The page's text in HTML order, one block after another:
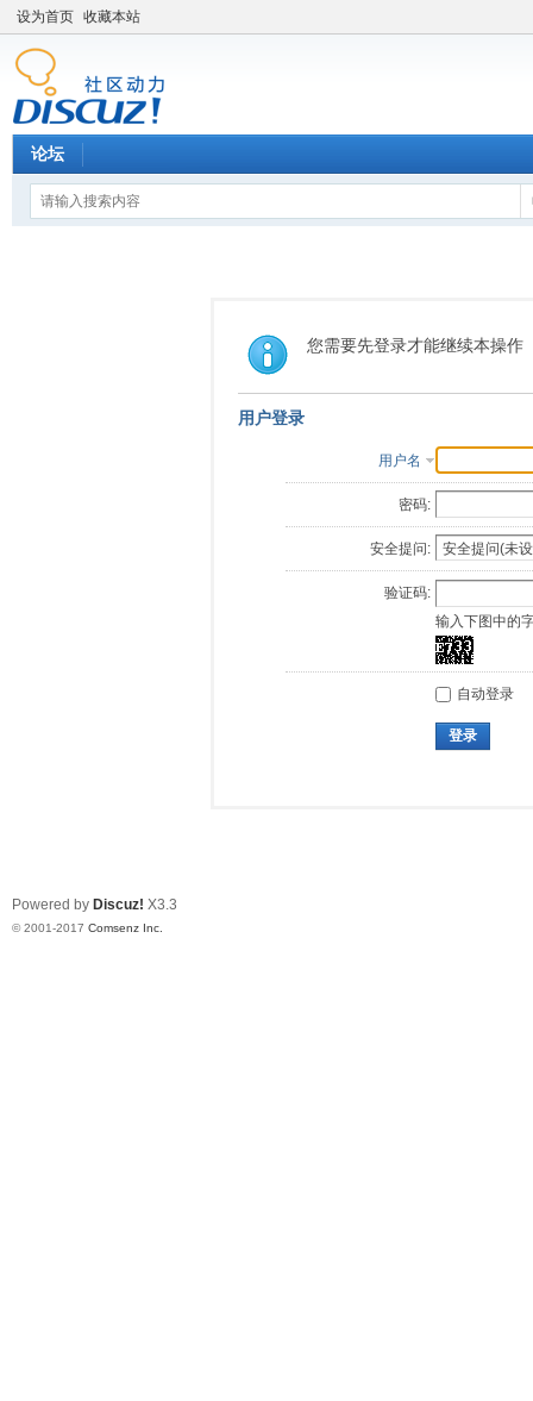
设为首页 收藏本站
论坛
您需要先登录才能继续本操作
用户登录
用户名
密码:
安全提问:
验证码:
输入下图中的
自动登录
登录
Powered by Discuz! X3.3
© 2001-2017 Comsenz Inc.